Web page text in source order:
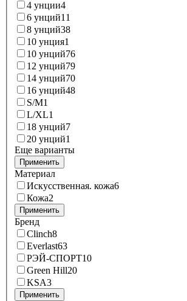
4 унции4
6 унций11
8 унций38
10 унция1
10 унций76
12 унций79
14 унций70
16 унций48
S/M1
L/XL1
18 унций7
20 унций1
Еще варианты
Применить
Материал
Искусственная. кожа6
Кожа2
Применить
Бренд
Clinch8
Everlast63
РЭЙ-СПОРТ10
Green Hill20
KSA3
Применить